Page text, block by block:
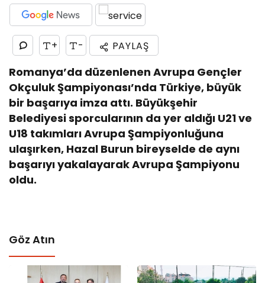
+ - PAYLAŞ
Romanya’da düzenlenen Avrupa Gençler
Okçuluk Şampiyonası’nda Türkiye, büyük
bir başarıya imza attı. Büyükşehir
Belediyesi sporcularının da yer aldığı U21 ve
U18 takımları Avrupa Şampiyonluğuna
ulaşırken, Hazal Burun bireyselde de aynı
başarıyı yakalayarak Avrupa Şampiyonu
oldu.
Göz Atın